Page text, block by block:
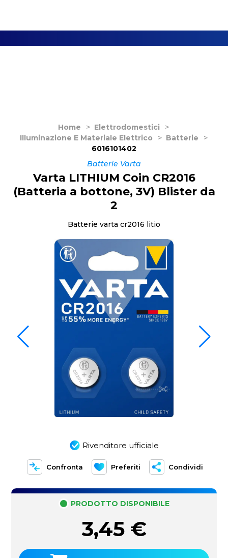
Home > Elettrodomestici
>
Illuminazione E Materiale Elettrico
> Batterie
>
6016101402
Batterie Varta
Rivenditore ufficiale
Confronta Preferiti Condividi
Varta LITHIUM Coin CR2016
(Batteria a bottone, 3V) Blister da
2
Batterie varta cr2016 litio
PRODOTTO DISPONIBILE
3,45 €